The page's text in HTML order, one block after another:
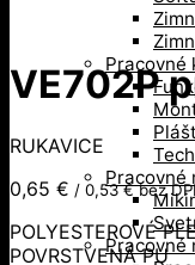
Pracovné
Pracovné
Pracovné
VE702P
RUKAVICE
0,65 € / 0,53€bez
POLYESTEROVÉ
POVRSTVENÁ PU